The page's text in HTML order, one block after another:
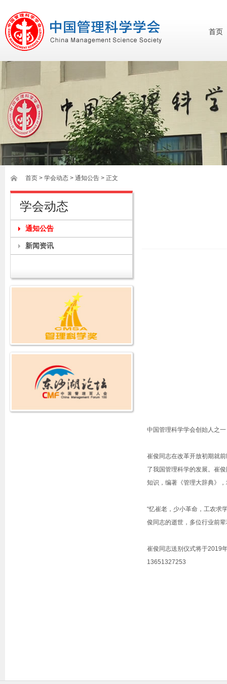
首页
首页 > 学会动态 > 通知公告 > 正文
学会动态
通知公告
新闻资讯
中国管理科学学会创始人之
崔俊同志在改革开放初期就
了我国管理科学的发展。崔
知识，编著《管理大辞典》
“忆崔老，少小革命，工农求
俊同志的逝世，多位行业前
崔俊同志送别仪式将于2019
13651327253